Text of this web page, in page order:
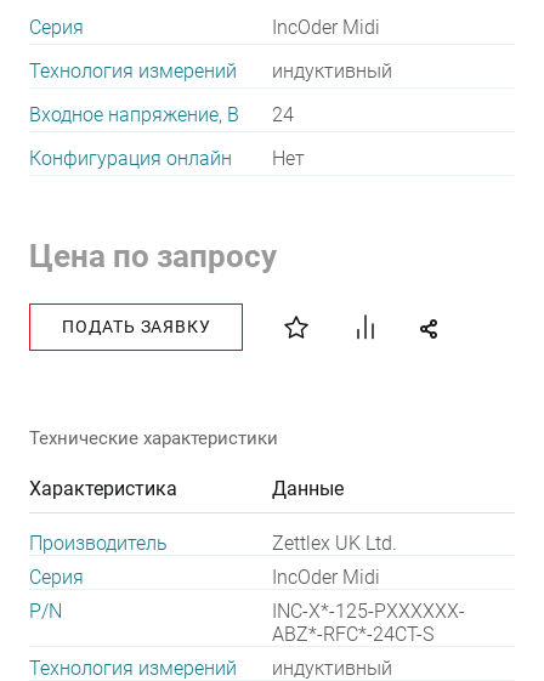
Серия
IncOder Midi
Технология измерений
индуктивный
Входное напряжение, В
24
Конфигурация онлайн
Нет
Цена по запросу
ПОДАТЬ ЗАЯВКУ
Технические характеристики
Характеристика Данные
Производитель
Zettlex UK Ltd.
Серия
IncOder Midi
P/N
INC-X*-125-PXXXXXX-
ABZ*-RFC*-24CT-S
Технология измерений
индуктивный